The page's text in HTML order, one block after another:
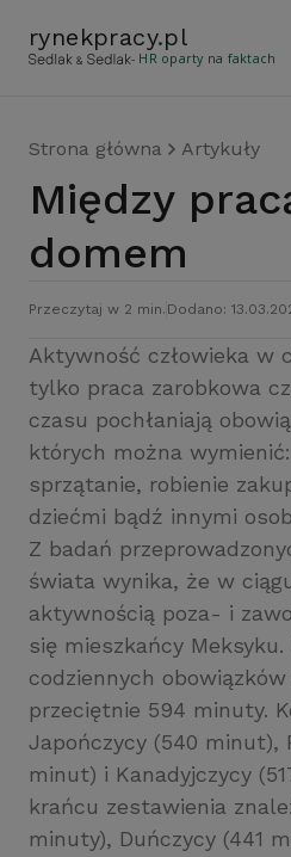
rynekpracy.pl
- HR oparty na faktach
Strona główna Artykuły
Między pracą a
domem
Przeczytaj w 2 min. Dodano:
Aktywność człowieka w
tylko praca zarobkowa
czasu pochłaniają
których można
sprzątanie, robienie
dziećmi bądź innymi
Z badań
świata wynika, że w
aktywnością poza- i
się mieszkańcy
codziennych
przeciętnie 594 minuty.
Japończycy (540 minut),
minut) i Kanadyjczycy
krańcu zestawienia
minuty), Duńczycy (441